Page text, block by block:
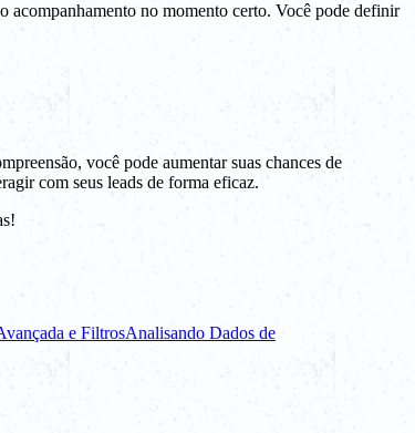
acompanhamento no momento certo. Você pode definir
você pode aumentar suas chances de
com seus leads de forma eficaz.
e FiltrosAnalisando Dados de